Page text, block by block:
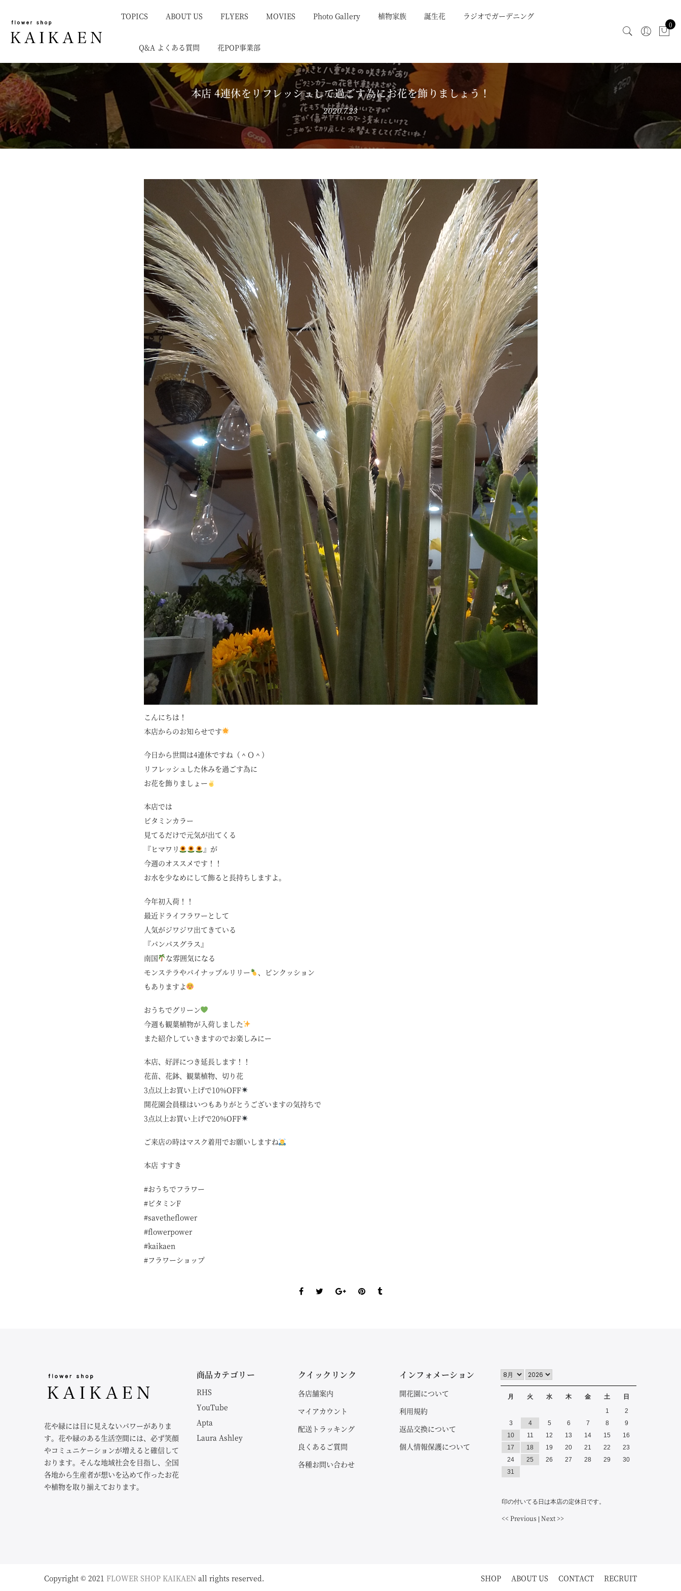
TOPICS ABOUT US FLYERS MOVIES Photo Gallery 植物家族 誕生花 ラジオでガーデニング
Q&A よくある質問 花POP事業部
0
本店 4連休をリフレッシュして過ごす為にお花を飾りましょう！
2020.7.23
こんにちは！
本店からのお知らせです
今日から世間は4連休ですね（＾Ｏ＾）
リフレッシュした休みを過ごす為に
お花を飾りましょー
本店では
ビタミンカラー
見てるだけで元気が出てくる
『ヒマワリ
』が
今週のオススメです！！
お水を少なめにして飾ると長持ちしますよ。
今年初入荷！！
最近ドライフラワーとして
人気がジワジワ出てきている
『パンパスグラス』
南国
な雰囲気になる
モンステラやパイナップルリリー
、ピンクッション
もありますよ
おうちでグリーン
今週も観葉植物が入荷しました
また紹介していきますのでお楽しみにー
本店、好評につき延長します！！
花苗、花鉢、観葉植物、切り花
3点以上お買い上げで10%OFF
開花園会員様はいつもありがとうございますの気持ちで
3点以上お買い上げで20%OFF
ご来店の時はマスク着用でお願いしますね
本店 すすき
#おうちでフラワー
#ビタミンF
#savetheflower
#flowerpower
#kaikaen
#フラワーショップ
花や緑には目に見えないパワーがありま
す。花や緑のある生活空間には、必ず笑顔
やコミュニケーションが増えると確信して
おります。そんな地域社会を目指し、全国
各地から生産者が想いを込めて作ったお花
や植物を取り揃えております。
商品カテゴリー
RHS
YouTube
Apta
Laura Ashley
クイックリンク
各店舗案内
マイアカウント
配送トラッキング
良くあるご質問
各種お問い合わせ
インフォメーション
開花園について
利用規約
返品交換について
個人情報保護について
月 火 水 木 金 土 日
印の付いてる日は本店の定休日です。
<< Previous |Next >>
1
2
3
4 5 6 7 8
9
10
11 12 13 14 15
16
17
18 19 20 21 22
23
24
25 26 27 28 29
30
31
Copyright © 2021 FLOWER SHOP KAIKAEN all rights reserved. SHOP ABOUT US CONTACT RECRUIT